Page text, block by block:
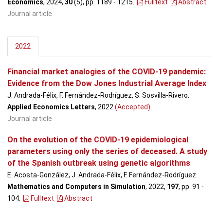
Economics, 2024, 30(5), pp. 1189 - 1215 Fulltext
Abstract
Journal article
2022
Financial market analogies of the COVID-19 pandemic:
Evidence from the Dow Jones Industrial Average Index
J. Andrada-Félix, F. Fernández-Rodríguez, S. Sosvilla-Rivero.
Applied Economics Letters, 2022 (Accepted)
Journal article
On the evolution of the COVID-19 epidemiological
parameters using only the series of deceased. A study
of the Spanish outbreak using genetic algorithms
E. Acosta-González, J. Andrada-Félix, F. Fernández-Rodríguez.
Mathematics and Computers in Simulation, 2022, 197, pp. 91 -
104
Fulltext
Abstract